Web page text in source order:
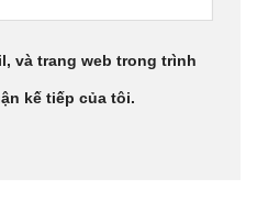
và trang web trong trình
kế tiếp của tôi.